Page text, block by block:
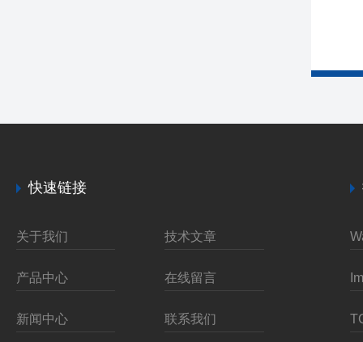
快速链接
关于我们 技术文章
产品中心 在线留言
新闻中心 联系我们